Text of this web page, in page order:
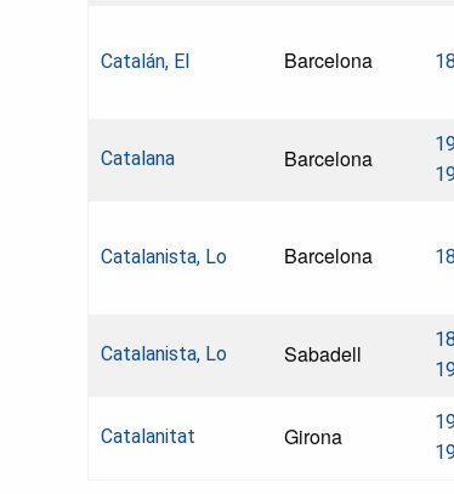
Catalán, El Barcelona
Catalana Barcelona
Catalanista, Lo Barcelona
Catalanista, Lo Sabadell
Catalanitat Girona